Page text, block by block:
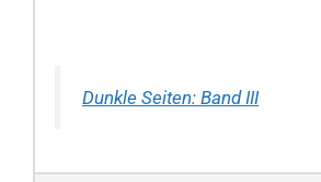
Dunkle Seiten: Band III